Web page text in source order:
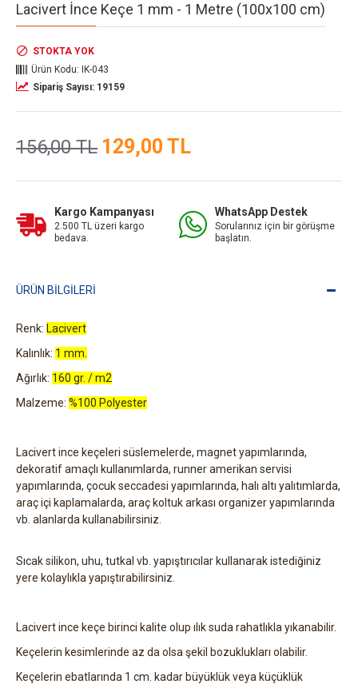
Lacivert İnce Keçe 1 mm - 1 Metre (100x100 cm)
129,00 TL
156,00 TL
STOKTA YOK
Ürün Kodu:
IK-043
Sipariş Sayısı: 19159
Kargo Kampanyası
2.500 TL üzeri kargo
bedava.
WhatsApp Destek
Sorularınız için bir görüşme
başlatın.
ÜRÜN BILGILERI
Renk: Lacivert
Kalınlık: 1 mm.
Ağırlık: 160 gr. / m2
Malzeme: %100 Polyester
Lacivert ince keçeleri süslemelerde, magnet yapımlarında,
dekoratif amaçlı kullanımlarda, runner amerikan servisi
yapımlarında, çocuk seccadesi yapımlarında, halı altı yalıtımlarda,
araç içi kaplamalarda, araç koltuk arkası organizer yapımlarında
vb. alanlarda kullanabilirsiniz.
Sıcak silikon, uhu, tutkal vb. yapıştırıcılar kullanarak istediğiniz
yere kolaylıkla yapıştırabilirsiniz.
Lacivert ince keçe birinci kalite olup ılık suda rahatlıkla yıkanabilir.
Keçelerin kesimlerinde az da olsa şekil bozuklukları olabilir.
Keçelerin ebatlarında 1 cm. kadar büyüklük veya küçüklük